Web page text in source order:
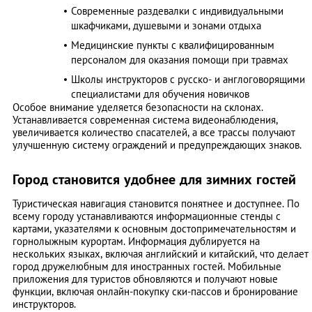
Современные раздевалки с индивидуальными
шкафчиками, душевыми и зонами отдыха
Медицинские пункты с квалифицированным
персоналом для оказания помощи при травмах
Школы инструкторов с русско- и англоговорящими
специалистами для обучения новичков
Особое внимание уделяется безопасности на склонах.
Устанавливается современная система видеонаблюдения,
увеличивается количество спасателей, а все трассы получают
улучшенную систему ограждений и предупреждающих знаков.
Город становится удобнее для зимних гостей
Туристическая навигация становится понятнее и доступнее. По
всему городу устанавливаются информационные стенды с
картами, указателями к основным достопримечательностям и
горнолыжным курортам. Информация дублируется на
нескольких языках, включая английский и китайский, что делает
город дружелюбным для иностранных гостей. Мобильные
приложения для туристов обновляются и получают новые
функции, включая онлайн-покупку ски-пассов и бронирование
инструкторов.